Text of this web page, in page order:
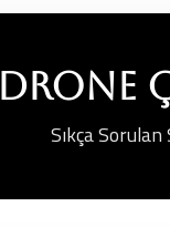
Drone
Sıkça